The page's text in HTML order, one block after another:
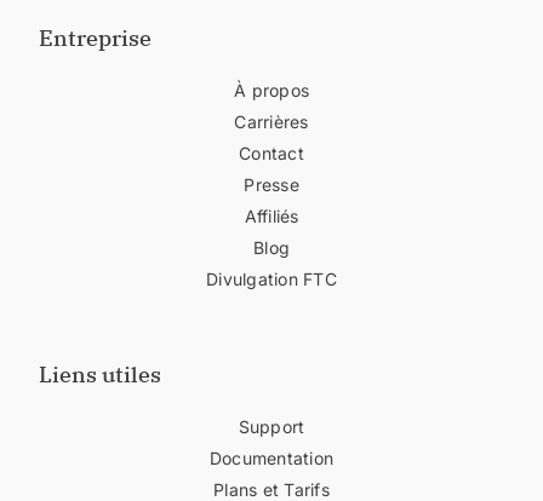
Entreprise
À propos
Carrières
Contact
Presse
Affiliés
Blog
Divulgation FTC
Liens utiles
Support
Documentation
Plans et Tarifs